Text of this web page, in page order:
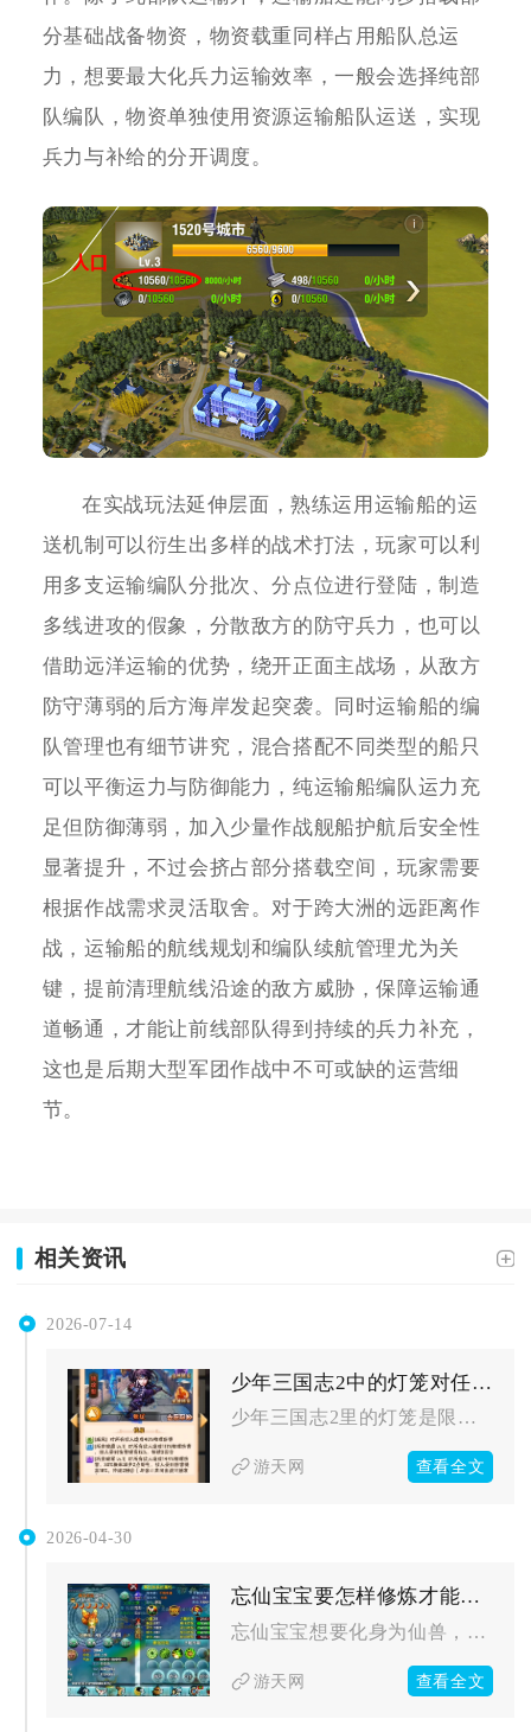
分基础战备物资，物资载重同样占用船队总运
力，想要最大化兵力运输效率，一般会选择纯部
队编队，物资单独使用资源运输船队运送，实现
兵力与补给的分开调度。
在实战玩法延伸层面，熟练运用运输船的运
送机制可以衍生出多样的战术打法，玩家可以利
用多支运输编队分批次、分点位进行登陆，制造
多线进攻的假象，分散敌方的防守兵力，也可以
借助远洋运输的优势，绕开正面主战场，从敌方
防守薄弱的后方海岸发起突袭。同时运输船的编
队管理也有细节讲究，混合搭配不同类型的船只
可以平衡运力与防御能力，纯运输船编队运力充
足但防御薄弱，加入少量作战舰船护航后安全性
显著提升，不过会挤占部分搭载空间，玩家需要
根据作战需求灵活取舍。对于跨大洲的远距离作
战，运输船的航线规划和编队续航管理尤为关
键，提前清理航线沿途的敌方威胁，保障运输通
道畅通，才能让前线部队得到持续的兵力补充，
这也是后期大型军团作战中不可或缺的运营细
节。
相关资讯
2026-07-14
少年三国志2中的灯笼对任务有什么影响
少年三国志2里的灯笼是限时活动专属核心道具，会直接改变活动任...
游天网 查看全文
2026-04-30
忘仙宝宝要怎样修炼才能化身为仙兽
忘仙宝宝想要化身为仙兽，核心是完成等级突破、幻化升星、进化进...
游天网 查看全文